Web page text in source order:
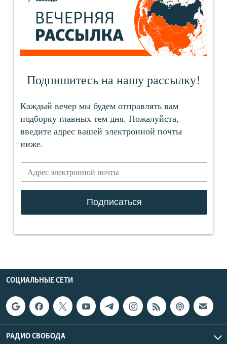
СОЦИАЛЬНЫЕ СЕТИ
РАДИО СВОБОДА